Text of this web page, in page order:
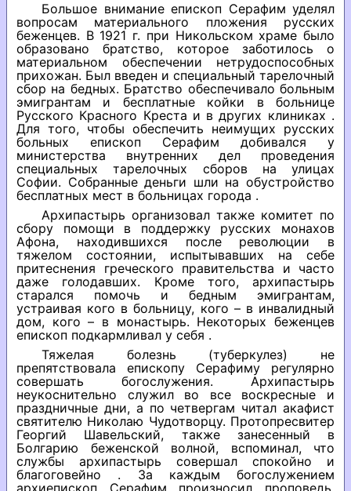
Большое внимание епископ Серафим уделял
вопросам материального пложения русских
беженцев. В 1921 г. при Никольском храме было
образовано братство, которое заботилось о
материальном обеспечении нетрудоспособных
прихожан. Был введен и специальный тарелочный
сбор на бедных. Братство обеспечивало больным
эмигрантам и бесплатные койки в больнице
Русского Красного Креста и в других клиниках .
Для того, чтобы обеспечить неимущих русских
больных епископ Серафим добивался у
министерства внутренних дел проведения
специальных тарелочных сборов на улицах
Софии. Собранные деньги шли на обустройство
бесплатных мест в больницах города .
Архипастырь организовал также комитет по
сбору помощи в поддержку русских монахов
Афона, находившихся после революции в
тяжелом состоянии, испытывавших на себе
притеснения греческого правительства и часто
даже голодавших. Кроме того, архипастырь
старался помочь и бедным эмигрантам,
устраивая кого в больницу, кого – в инвалидный
дом, кого – в монастырь. Некоторых беженцев
епископ подкармливал у себя .
Тяжелая болезнь (туберкулез) не
препятствовала епископу Серафиму регулярно
совершать богослужения. Архипастырь
неукоснительно служил во все воскресные и
праздничные дни, а по четвергам читал акафист
святителю Николаю Чудотворцу. Протопресвитер
Георгий Шавельский, также занесенный в
Болгарию беженской волной, вспоминал, что
службы архипастырь совершал спокойно и
благоговейно . За каждым богослужением
архиепископ Серафим произносил проповедь,